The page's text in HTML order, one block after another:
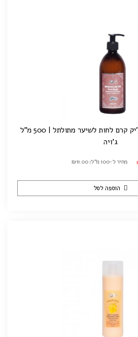
לחות לשיער מתולתל | 500 מ"ל
ג'ויה
מחיר ל-100 מ"ל: ₪11.00
הוספה לסל